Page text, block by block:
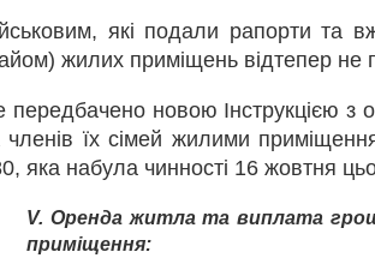
які подали рапорти та
жилих приміщень відтепер не
передбачено новою Інструкцією з
членів їх сімей жилими
яка набула чинності 16 жовтня
V. Оренда житла та виплата
приміщення: